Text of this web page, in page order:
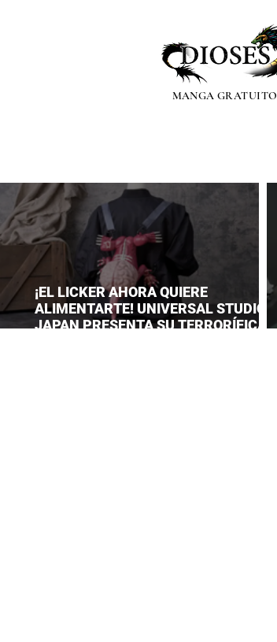
MANGA GRATUITO
¡EL LICKER AHORA QUIERE
ALIMENTARTE! UNIVERSAL STUDIOS
JAPAN PRESENTA SU TERRORÍFICA